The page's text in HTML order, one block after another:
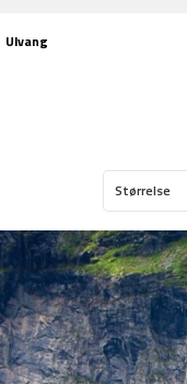
Ulvang
Størrelse